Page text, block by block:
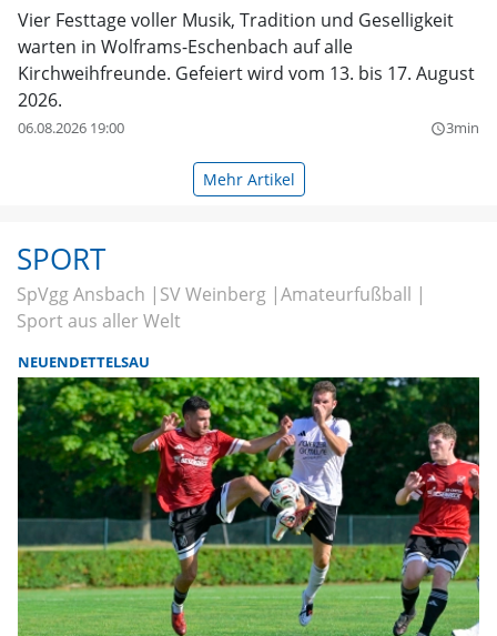
Vier Festtage voller Musik, Tradition und Geselligkeit
warten in Wolframs-Eschenbach auf alle
Kirchweihfreunde. Gefeiert wird vom 13. bis 17. August
2026.
06.08.2026 19:00 query_builder3min
Mehr Artikel
SPORT
SpVgg Ansbach SV Weinberg Amateurfußball
Sport aus aller Welt
NEUENDETTELSAU